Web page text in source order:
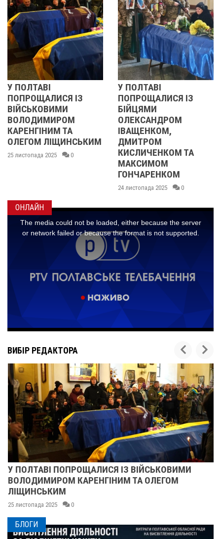
У ПОЛТАВІ
ПОПРОЩАЛИСЯ ІЗ
БІЙЦЯМИ
ОЛЕКСАНДРОМ
ІВАЩЕНКОМ,
ДМИТРОМ
КИСЛИЧЕНКОМ ТА
РЕВОЛЮЦІЯ
2013 ОЧИМА
УЧАСНИЦІ
21 листопада 2025
ОНЛАЙН
ВИБІР РЕДАКТОРА
У ПОЛТАВІ ПОПРОЩАЛИСЯ ІЗ ВІЙСЬКОВИМИ
ВОЛОДИМИРОМ КАРЕНГІНИМ ТА ОЛЕГОМ
ЛІЩИНСЬКИМ
25 листопада 2025 0
БЛОГИ